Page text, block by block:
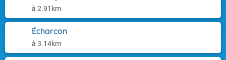
à 2.91km
Écharcon
à 3.14km